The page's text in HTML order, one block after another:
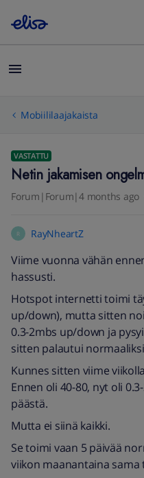
Mobiililaajakaista
VASTATTU
Netin jakamisen
Forum|Forum|4 months ago
R RayNheartZ
Viime vuonna vähän
hassusti.
Hotspot internetti toimi
up/down), mutta sitten
0.3-2mbs up/down ja
sitten palautui
Kunnes sitten viime
Ennen oli 40-80, nyt oli
päästä.
Mutta ei siinä kaikki.
Se toimi vaan 5 päivää
viikon maanantaina sama